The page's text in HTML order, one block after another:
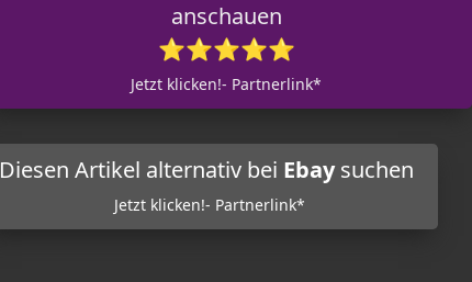
anschauen
⭐⭐⭐⭐⭐
Jetzt klicken!- Partnerlink*
Diesen Artikel alternativ bei Ebaysuchen
Jetzt klicken!- Partnerlink*